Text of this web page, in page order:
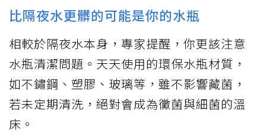
比隔夜水更髒的可能是你的水瓶
相較於隔夜水本身，專家提醒，你更該注意
水瓶清潔問題。天天使用的環保水瓶材質，
如不鏽鋼、塑膠、玻璃等，雖不影響藏菌，
若未定期清洗，絕對會成為黴菌與細菌的溫
床。